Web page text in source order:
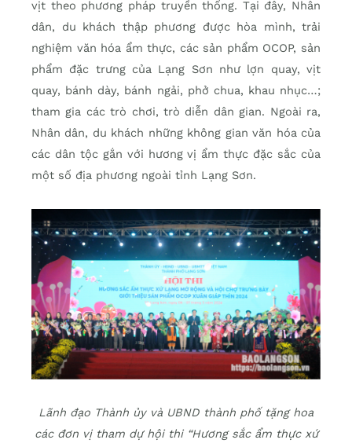
vịt theo phương pháp truyền thống. Tại đây, Nhân
dân, du khách thập phương được hòa mình, trải
nghiệm văn hóa ẩm thực, các sản phẩm OCOP, sản
phẩm đặc trưng của Lạng Sơn như lợn quay, vịt
quay, bánh dày, bánh ngải, phở chua, khau nhục…;
tham gia các trò chơi, trò diễn dân gian. Ngoài ra,
Nhân dân, du khách những không gian văn hóa của
các dân tộc gắn với hương vị ẩm thực đặc sắc của
một số địa phương ngoài tỉnh Lạng Sơn.
Lãnh đạo Thành ủy và UBND thành phố tặng hoa
các đơn vị tham dự hội thi “Hương sắc ẩm thực xứ